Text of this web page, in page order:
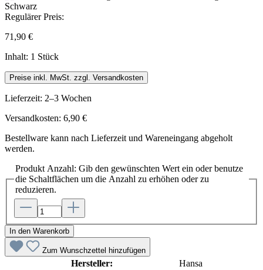
Regulärer Preis:
71,90 €
Inhalt: 1 Stück
Preise inkl. MwSt. zzgl. Versandkosten
Lieferzeit: 2–3 Wochen
Versandkosten: 6,90 €
Bestellware kann nach Lieferzeit und Wareneingang abgeholt
werden.
Produkt Anzahl: Gib den gewünschten Wert ein oder benutze
die Schaltflächen um die Anzahl zu erhöhen oder zu
reduzieren.
In den Warenkorb
Zum Wunschzettel hinzufügen
Hersteller: Hansa